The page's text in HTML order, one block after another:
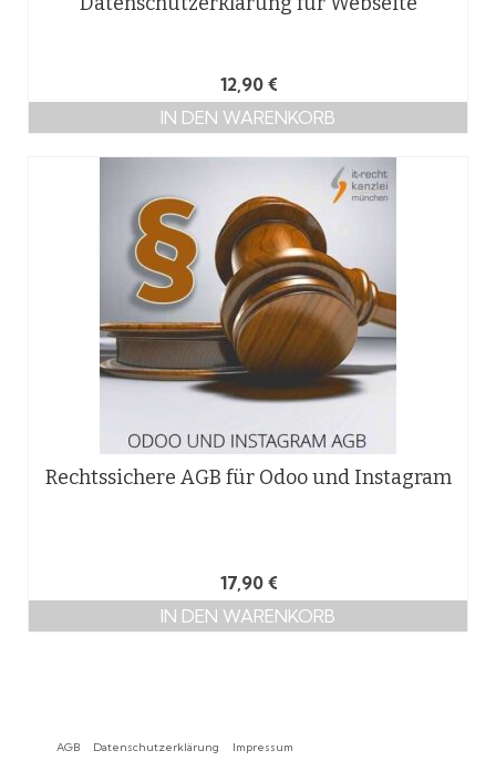
12,90 €
IN DEN WARENKORB
Rechtssichere AGB für Odoo und Instagram
17,90 €
IN DEN WARENKORB
AGB Datenschutzerklärung Impressum